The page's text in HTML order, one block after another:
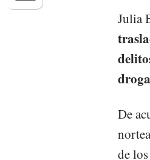
Julia
De
de